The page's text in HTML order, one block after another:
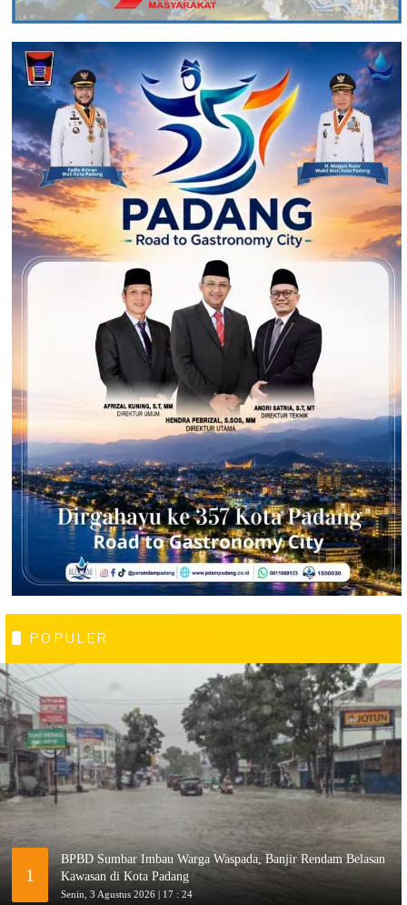
POPULER
1
BPBD Sumbar Imbau Warga Waspada, Banjir Rendam Belasan
Kawasan di Kota Padang
Senin, 3 Agustus 2026 | 17 : 24